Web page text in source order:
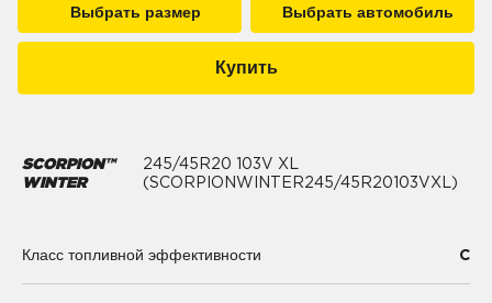
Выбрать размер Выбрать автомобиль
Купить
SCORPION™
WINTER
245/45R20 103V XL
(SCORPIONWINTER245/45R20103VXL)
Класс топливной эффективности C